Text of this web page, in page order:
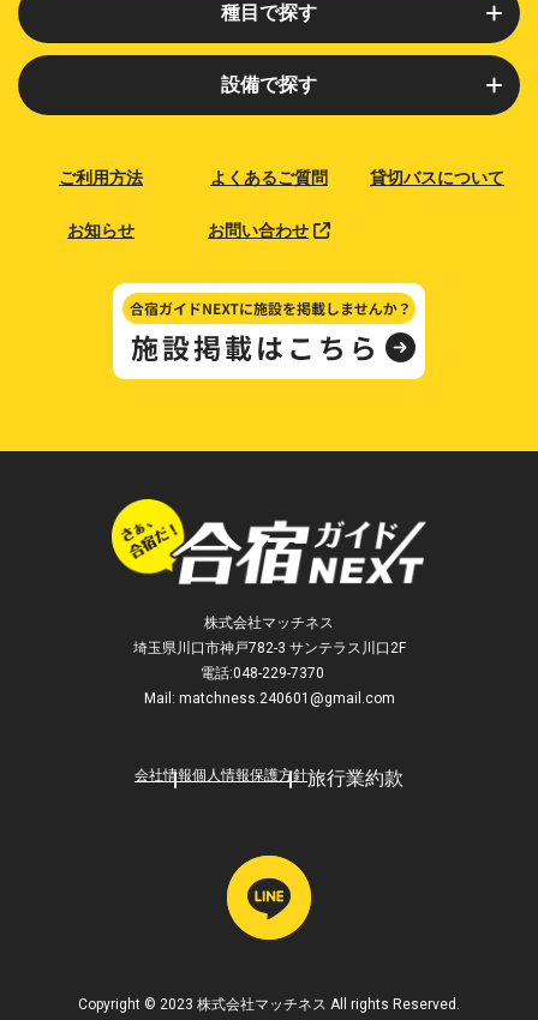
種目で探す
硬式野球
ソフトボール
テニス
ラグビー
ラクロス
アルティメット
クリケット
スケートボード
自転車
アーチェリー
サーフィン
ビーチバレーボール
カヌー
射撃
スノーボード
ハンドボール
フットサル
バスケットボール
カーリング
ミニバス
バレーボール
チアリーディング・応援団
ダンス
アーティスティックスイミ
ング
スカッシュ
レスリング
スポーツクライミング・ボ
設備で探す
野球場
テニスコート
体育館
フットサル場
アーチェリー場
グラウンドゴルフ場
フェンシング場
スカッシュ場
スケボー場
漕艇場
相撲場
自転車トラック・ロード
スキー場
サーフィン・ヨット施設
音楽スタジオ
ダンスホール
多目的ホール
ご利用方法 よくあるご質問 貸切バスについて
お知らせ お問い合わせ
株式会社マッチネス
埼玉県川口市神戸782-3 サンテラス川口2F
電話:048-229-7370
Mail: matchness.240601@gmail.com
会社情報個人情報保護方針旅行業約款
Copyright © 2023 株式会社マッチネス All rights Reserved.